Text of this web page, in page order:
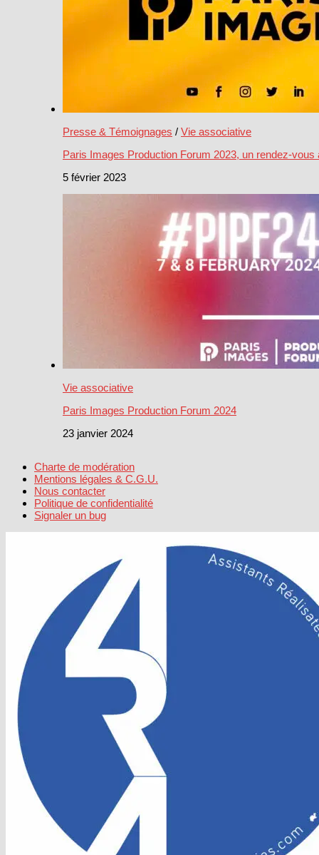
Presse & Témoignages / Vie associative
Paris Images Production Forum 2023, un rendez-vous
5 février 2023
Vie associative
Paris Images Production Forum 2024
23 janvier 2024
Charte de modération
Mentions légales & C.G.U.
Nous contacter
Politique de confidentialité
Signaler un bug